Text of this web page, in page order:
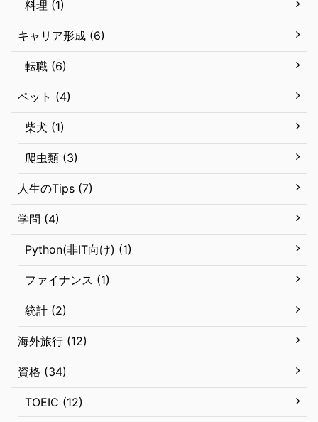
料理 (1)
キャリア形成 (6)
転職 (6)
ペット (4)
柴犬 (1)
爬虫類 (3)
人生のTips (7)
学問 (4)
Python(非IT向け) (1)
ファイナンス (1)
統計 (2)
海外旅行 (12)
資格 (34)
TOEIC (12)